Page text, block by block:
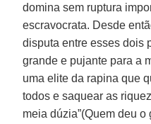
domina sem ruptura
escravocrata. Desde
disputa entre esses dois
grande e pujante para a
uma elite da rapina que
todos e saquear as
meia dúzia”(Quem deu